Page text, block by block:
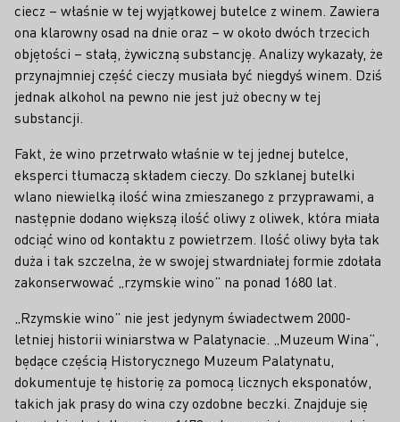
ciecz – właśnie w tej wyjątkowej butelce z winem. Zawiera
ona klarowny osad na dnie oraz – w około dwóch trzecich
objętości – stałą, żywiczną substancję. Analizy wykazały, że
przynajmniej część cieczy musiała być niegdyś winem. Dziś
jednak alkohol na pewno nie jest już obecny w tej
substancji.
Fakt, że wino przetrwało właśnie w tej jednej butelce,
eksperci tłumaczą składem cieczy. Do szklanej butelki
wlano niewielką ilość wina zmieszanego z przyprawami, a
następnie dodano większą ilość oliwy z oliwek, która miała
odciąć wino od kontaktu z powietrzem. Ilość oliwy była tak
duża i tak szczelna, że w swojej stwardniałej formie zdołała
zakonserwować „rzymskie wino” na ponad 1680 lat.
„Rzymskie wino” nie jest jedynym świadectwem 2000-
letniej historii winiarstwa w Palatynacie. „Muzeum Wina”,
będące częścią Historycznego Muzeum Palatynatu,
dokumentuje tę historię za pomocą licznych eksponatów,
takich jak prasy do wina czy ozdobne beczki. Znajduje się